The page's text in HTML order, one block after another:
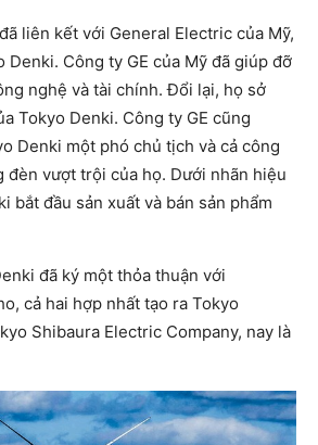
liên kết với General Electric của Mỹ,
Denki. Công ty GE của Mỹ đã giúp đỡ
nghệ và tài chính. Đổi lại, họ sở
Tokyo Denki. Công ty GE cũng
Denki một phó chủ tịch và cả công
đèn vượt trội của họ. Dưới nhãn hiệu
bắt đầu sản xuất và bán sản phẩm
đã ký một thỏa thuận với
cả hai hợp nhất tạo ra Tokyo
Shibaura Electric Company, nay là